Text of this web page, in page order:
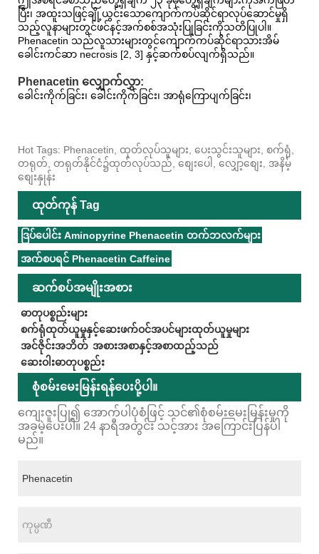
ပြီး၊ အထူးသဖြင့်ချို့ယွင်းသောကျောက်ကပ်ဆိုင်ရာလုပ်ဆောင်မှုရှိ
သည့်လူနာများတွင်ဖင်နင့်အက်စစ်အသုံးပြုခြင်းကိုသတိပြုပါ။
Phenacetin သည်လူသားများတွင်ကျောက်ကပ်ဆိုင်ရာသားအိမ်
ခေါင်းကင်ဆာ necrosis [2, 3] နှင့်ဆက်စပ်လျက်ရှိသည်။
Phenacetin လျှောက်လွှာ:
ခေါင်းကိုက်ခြင်း၊ ခေါင်းကိုက်ခြင်း၊ အာရုံကြောပျက်ခြင်း၊
Hot Tags: Phenacetin, ထုတ်လုပ်သူများ, ပေးသွင်းသူများ, စက်ရုံ,
တရုတ်, တရုတ်နိုင်ငံ၌ထုတ်လုပ်သည်, စျေးပေါ, လျှော့စျေး, အနိမ့်
စျေးနှုန်း
ထုတ်ကုန် Tag
ဒြပ်ပေါင်း Aminopyrine Phenacetin တက်ဘလက်များ
အက်စပရင် Phenacetin Caffeine
ဆက်စပ်အမျိုးအစား
ဓာတုပစ္စည်းများ
စက်ရုံထုတ်ယူမှုနှင့်ဆေးဖက်ဝင်အပင်များထုတ်ယူမှုများ
အင်ဇိုင်းအဘိတ် အစားအစာနှင့်အစာထည့်သည်
ဆေးဝါးဓာတုပစ္စည်း
စုံစမ်းမေးမြန်းရန်ပေးပို့ပါ။
ကျေးဇူးပြု၍ အောက်ပါပုံစံဖြင့် သင်၏စုံစမ်းမေးမြန်းမှုကို
အခမဲ့ပေးပါ။ 24 နာရီအတွင်း သင့်အား အကြောင်းပြန်ပါ
မည်။